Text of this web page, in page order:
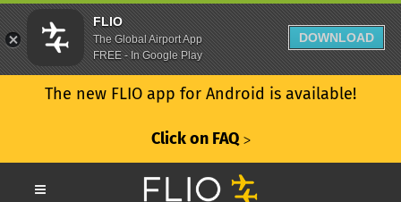
The new FLIO app for Android is available!
Click on FAQ ᐳ
FLIO
The Global Airport App
FREE - In Google Play
DOWNLOAD